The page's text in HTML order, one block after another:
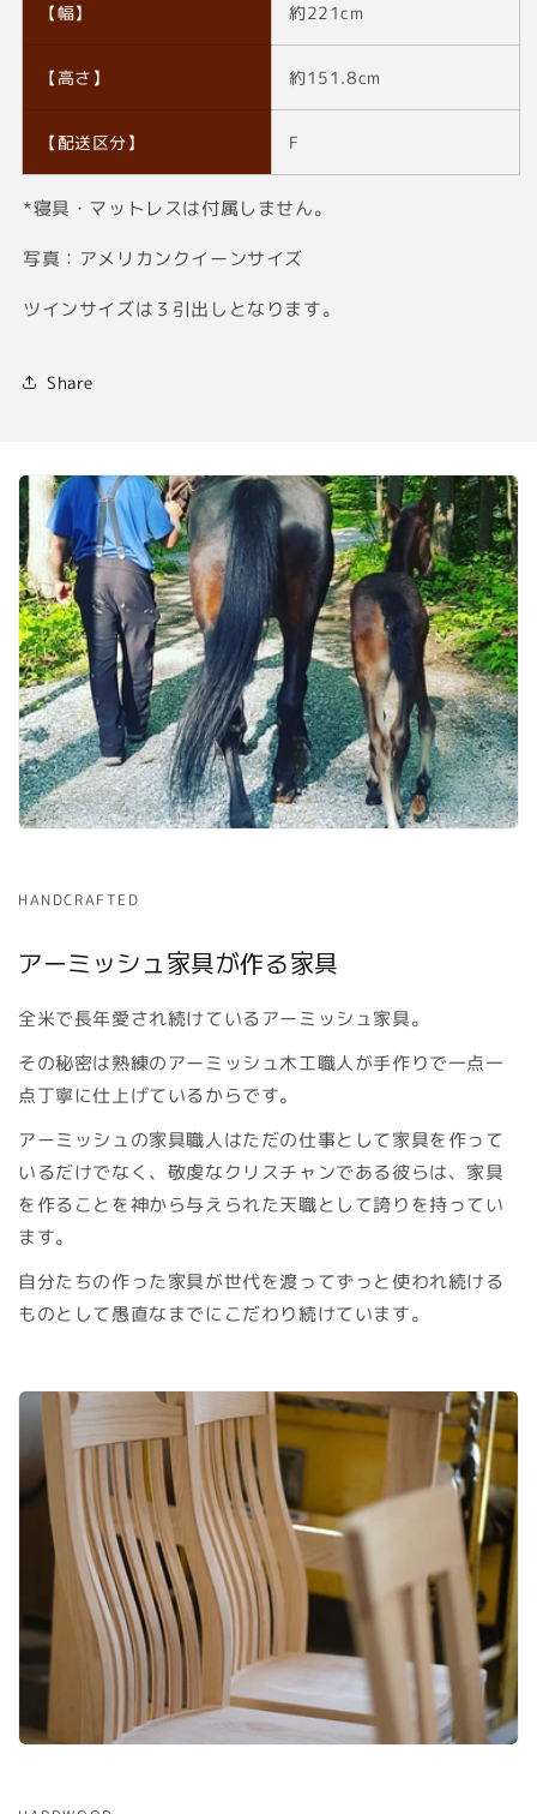
【幅】 約221cm
【高さ】 約151.8cm
【配送区分】 F
*寝具・マットレスは付属しません。
写真：アメリカンクイーンサイズ
ツインサイズは３引出しとなります。
Share
HANDCRAFTED
アーミッシュ家具が作る家具
全米で長年愛され続けているアーミッシュ家具。
その秘密は熟練のアーミッシュ木工職人が手作りで一点一
点丁寧に仕上げているからです。
アーミッシュの家具職人はただの仕事として家具を作って
いるだけでなく、敬虔なクリスチャンである彼らは、家具
を作ることを神から与えられた天職として誇りを持ってい
ます。
自分たちの作った家具が世代を渡ってずっと使われ続ける
ものとして愚直なまでにこだわり続けています。